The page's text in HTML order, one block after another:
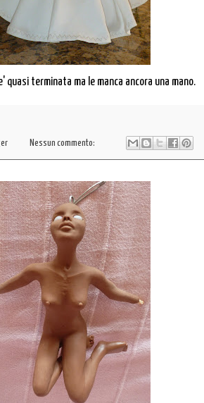
quasi terminata ma le manca ancora una mano.
Nessun commento: